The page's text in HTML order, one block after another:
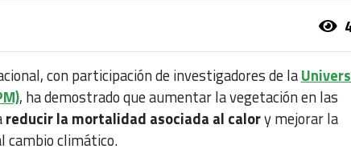
con participación de investigadores de la
, ha demostrado que aumentar la vegetación en las
reducir la mortalidad asociada al calory mejorar la
cambio climático.